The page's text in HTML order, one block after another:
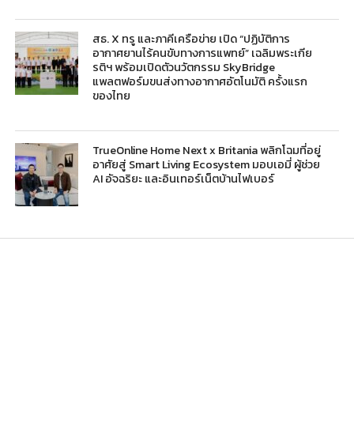
สธ. X ทรู และภาคีเครือข่าย เปิด “ปฏิบัติการ
อากาศยานไร้คนขับทางการแพทย์” เฉลิมพระเกีย
รติฯ พร้อมเปิดตัวนวัตกรรม SkyBridge
แพลตฟอร์มขนส่งทางอากาศอัตโนมัติ ครั้งแรก
ของไทย
TrueOnline Home Next x Britania พลิกโฉมที่อยู่
อาศัยสู่ Smart Living Ecosystem มอบเอมี่ ผู้ช่วย
AI อัจฉริยะ และอินเทอร์เน็ตบ้านไฟเบอร์